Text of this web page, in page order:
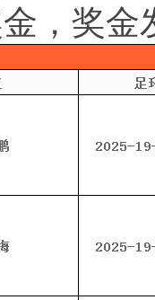
，奖